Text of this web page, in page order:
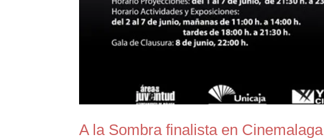
A la Sombra finalista en Cinemalaga